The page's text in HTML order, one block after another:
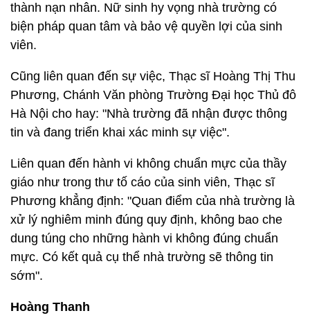
thành nạn nhân. Nữ sinh hy vọng nhà trường có
biện pháp quan tâm và bảo vệ quyền lợi của sinh
viên.
Cũng liên quan đến sự việc, Thạc sĩ Hoàng Thị Thu
Phương, Chánh Văn phòng Trường Đại học Thủ đô
Hà Nội cho hay: "Nhà trường đã nhận được thông
tin và đang triển khai xác minh sự việc".
Liên quan đến hành vi không chuẩn mực của thầy
giáo như trong thư tố cáo của sinh viên, Thạc sĩ
Phương khẳng định: "Quan điểm của nhà trường là
xử lý nghiêm minh đúng quy định, không bao che
dung túng cho những hành vi không đúng chuẩn
mực. Có kết quả cụ thể nhà trường sẽ thông tin
sớm".
Hoàng Thanh